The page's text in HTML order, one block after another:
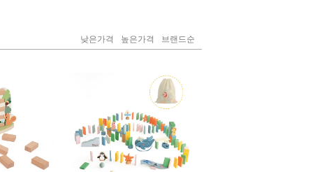
낮은가격 높은가격 브랜드순